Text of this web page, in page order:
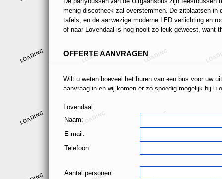
menig discotheek zal overstemmen. De zitplaatsen
tafels, en de aanwezige moderne LED verlichting en
of naar Lovendaal is nog nooit zo leuk geweest, want
OFFERTE AANVRAGEN
Wilt u weten hoeveel het huren van een bus voor uw
aanvraag in en wij komen er zo spoedig mogelijk bij u
Lovendaal
Naam:
E-mail:
Telefoon:
Aantal personen: